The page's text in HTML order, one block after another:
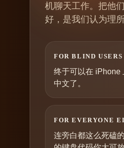
机聊天工作。把他
好，是我们认为理
FOR BLIND USERS
终于可以在 iPhone
中文了。
FOR EVERYONE
连旁白都这么死磕